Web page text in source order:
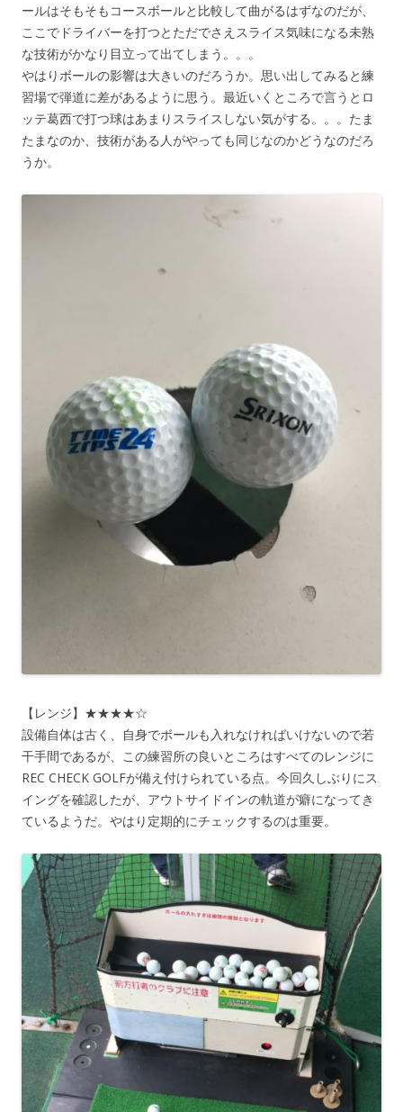
ールはそもそもコースボールと比較して曲がるはずなのだが、
ここでドライバーを打つとただでさえスライス気味になる未熟
な技術がかなり目立って出てしまう。。。
やはりボールの影響は大きいのだろうか。思い出してみると練
習場で弾道に差があるように思う。最近いくところで言うとロ
ッテ葛西で打つ球はあまりスライスしない気がする。。。たま
たまなのか、技術がある人がやっても同じなのかどうなのだろ
うか。
【レンジ】★★★★☆
設備自体は古く、自身でボールも入れなければいけないので若
干手間であるが、この練習所の良いところはすべてのレンジに
REC CHECK GOLFが備え付けられている点。今回久しぶりにス
イングを確認したが、アウトサイドインの軌道が癖になってき
ているようだ。やはり定期的にチェックするのは重要。